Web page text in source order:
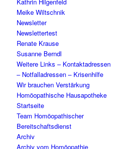
Meike Wiltschnik
Newsletter
Newslettertest
Renate Krause
Susanne Berndl
Weitere Links – Kontaktadressen
– Notfalladressen – Krisenhilfe
Wir brauchen Verstärkung
Homöopathische Hausapotheke
Startseite
Team Homöopathischer
Bereitschaftsdienst
Archiv
Archiv vom Homöopathie